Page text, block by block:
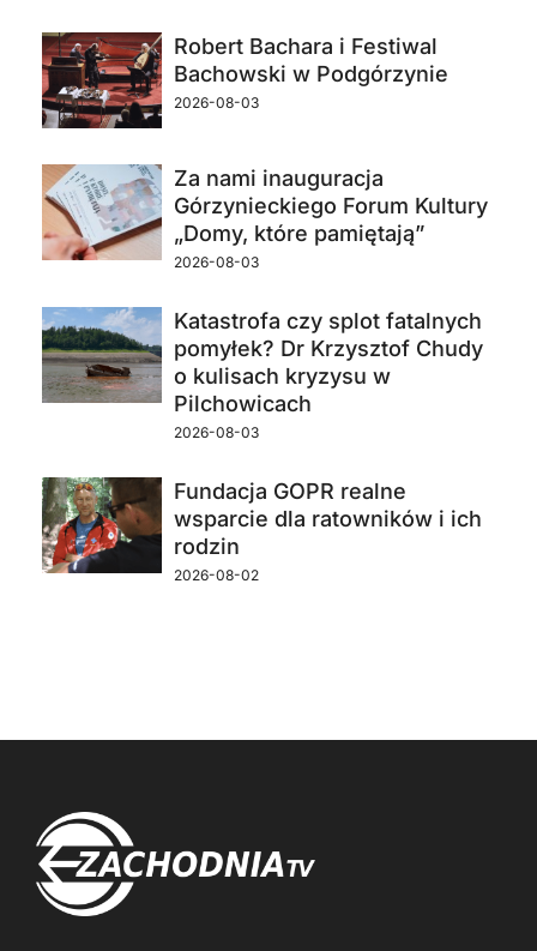
Robert Bachara i Festiwal
Bachowski w Podgórzynie
2026-08-03
Za nami inauguracja
Górzynieckiego Forum Kultury
„Domy, które pamiętają”
2026-08-03
Katastrofa czy splot fatalnych
pomyłek? Dr Krzysztof Chudy
o kulisach kryzysu w
Pilchowicach
2026-08-03
Fundacja GOPR realne
wsparcie dla ratowników i ich
rodzin
2026-08-02